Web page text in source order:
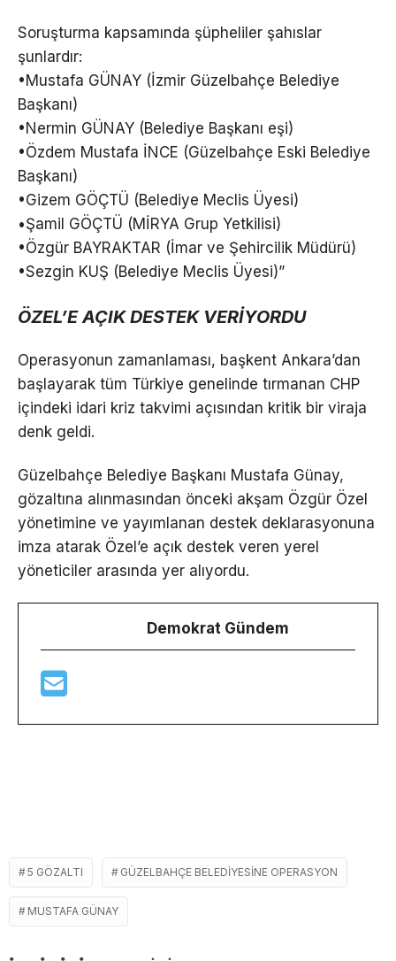
Soruşturma kapsamında şüpheliler şahıslar
şunlardır:
•Mustafa GÜNAY (İzmir Güzelbahçe Belediye
Başkanı)
•Nermin GÜNAY (Belediye Başkanı eşi)
•Özdem Mustafa İNCE (Güzelbahçe Eski Belediye
Başkanı)
•Gizem GÖÇTÜ (Belediye Meclis Üyesi)
•Şamil GÖÇTÜ (MİRYA Grup Yetkilisi)
•Özgür BAYRAKTAR (İmar ve Şehircilik Müdürü)
•Sezgin KUŞ (Belediye Meclis Üyesi)”
ÖZEL’E AÇIK DESTEK VERİYORDU
Operasyonun zamanlaması, başkent Ankara’dan
başlayarak tüm Türkiye genelinde tırmanan CHP
içindeki idari kriz takvimi açısından kritik bir viraja
denk geldi.
Güzelbahçe Belediye Başkanı Mustafa Günay,
gözaltına alınmasından önceki akşam Özgür Özel
yönetimine ve yayımlanan destek deklarasyonuna
imza atarak Özel’e açık destek veren yerel
yöneticiler arasında yer alıyordu.
Demokrat Gündem
5 GÖZALTI GÜZELBAHÇE BELEDIYESINE OPERASYON
MUSTAFA GÜNAY